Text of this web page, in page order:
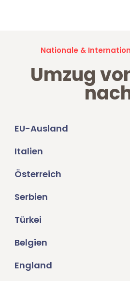
Nationale &
Umzug
EU-Ausland
Italien
Österreich
Serbien
Türkei
Belgien
England